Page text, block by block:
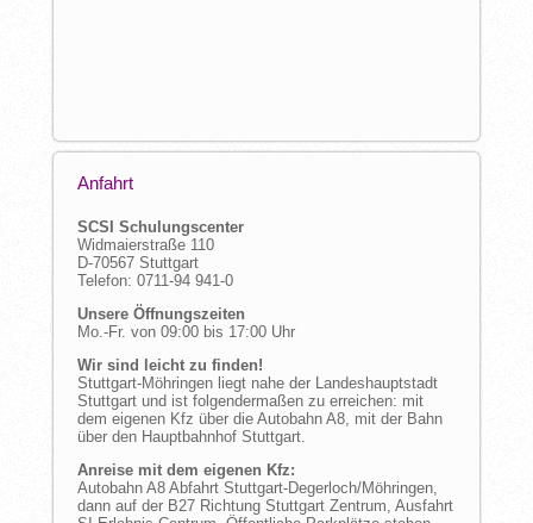
Anfahrt
SCSI Schulungscenter
Widmaierstraße 110
D-70567 Stuttgart
Telefon: 0711-94 941-0
Unsere Öffnungszeiten
Mo.-Fr. von 09:00 bis 17:00 Uhr
Wir sind leicht zu finden!
Stuttgart-Möhringen liegt nahe der Landeshauptstadt
Stuttgart und ist folgendermaßen zu erreichen: mit
dem eigenen Kfz über die Autobahn A8, mit der Bahn
über den Hauptbahnhof Stuttgart.
Anreise mit dem eigenen Kfz:
Autobahn A8 Abfahrt Stuttgart-Degerloch/Möhringen,
dann auf der B27 Richtung Stuttgart Zentrum, Ausfahrt